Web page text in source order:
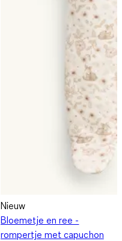
Nieuw
Bloemetje en ree -
rompertje met capuchon